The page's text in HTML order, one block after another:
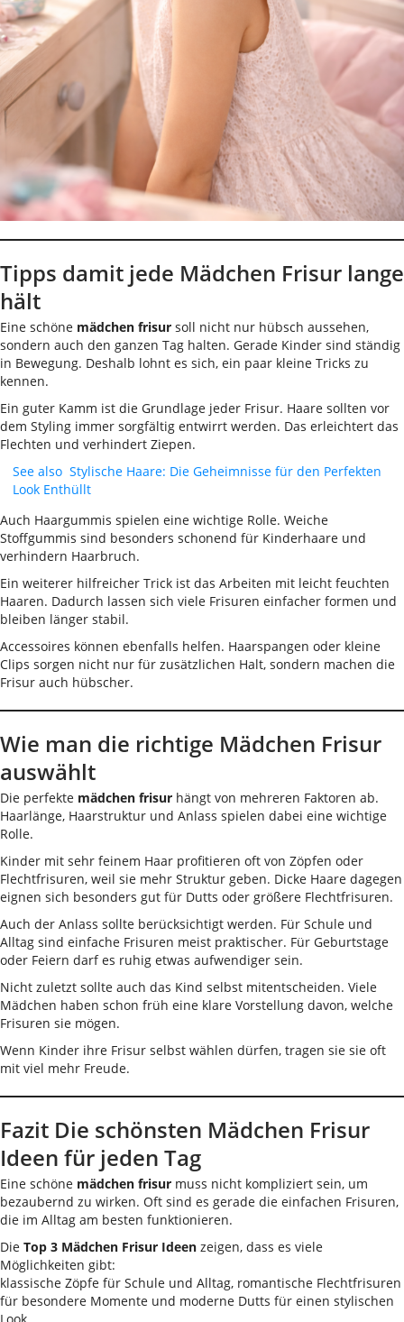
Tipps damit jede Mädchen Frisur lange
hält
Eine schöne mädchen frisur soll nicht nur hübsch aussehen,
sondern auch den ganzen Tag halten. Gerade Kinder sind ständig
in Bewegung. Deshalb lohnt es sich, ein paar kleine Tricks zu
kennen.
Ein guter Kamm ist die Grundlage jeder Frisur. Haare sollten vor
dem Styling immer sorgfältig entwirrt werden. Das erleichtert das
Flechten und verhindert Ziepen.
See also Stylische Haare: Die Geheimnisse für den Perfekten
Look Enthüllt
Auch Haargummis spielen eine wichtige Rolle. Weiche
Stoffgummis sind besonders schonend für Kinderhaare und
verhindern Haarbruch.
Ein weiterer hilfreicher Trick ist das Arbeiten mit leicht feuchten
Haaren. Dadurch lassen sich viele Frisuren einfacher formen und
bleiben länger stabil.
Accessoires können ebenfalls helfen. Haarspangen oder kleine
Clips sorgen nicht nur für zusätzlichen Halt, sondern machen die
Frisur auch hübscher.
Wie man die richtige Mädchen Frisur
auswählt
Die perfekte mädchen frisur hängt von mehreren Faktoren ab.
Haarlänge, Haarstruktur und Anlass spielen dabei eine wichtige
Rolle.
Kinder mit sehr feinem Haar profitieren oft von Zöpfen oder
Flechtfrisuren, weil sie mehr Struktur geben. Dicke Haare dagegen
eignen sich besonders gut für Dutts oder größere Flechtfrisuren.
Auch der Anlass sollte berücksichtigt werden. Für Schule und
Alltag sind einfache Frisuren meist praktischer. Für Geburtstage
oder Feiern darf es ruhig etwas aufwendiger sein.
Nicht zuletzt sollte auch das Kind selbst mitentscheiden. Viele
Mädchen haben schon früh eine klare Vorstellung davon, welche
Frisuren sie mögen.
Wenn Kinder ihre Frisur selbst wählen dürfen, tragen sie sie oft
mit viel mehr Freude.
Fazit Die schönsten Mädchen Frisur
Ideen für jeden Tag
Eine schöne mädchen frisur muss nicht kompliziert sein, um
bezaubernd zu wirken. Oft sind es gerade die einfachen Frisuren,
die im Alltag am besten funktionieren.
Die Top 3 Mädchen Frisur Ideen zeigen, dass es viele
Möglichkeiten gibt:
klassische Zöpfe für Schule und Alltag, romantische Flechtfrisuren
für besondere Momente und moderne Dutts für einen stylischen